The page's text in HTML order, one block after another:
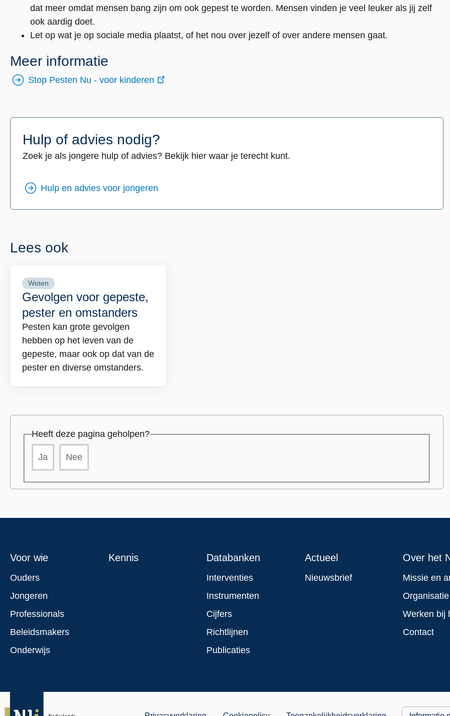
dat meer omdat mensen bang zijn om ook gepest te worden. Mensen vinden je veel leuker als jij zelf
ook aardig doet.
Let op wat je op sociale media plaatst, of het nou over jezelf of over andere mensen gaat.
Meer informatie
Stop Pesten Nu - voor kinderen
Hulp of advies nodig?
Zoek je als jongere hulp of advies? Bekijk hier waar je terecht kunt.
Hulp en advies voor jongeren
Lees ook
Gevolgen voor gepeste,
pester en omstanders
Weten
Pesten kan grote gevolgen
hebben op het leven van de
gepeste, maar ook op dat van de
pester en diverse omstanders.
Lees
meer
over
Gevolgen
voor
gepeste,
pester
Heeft deze pagina geholpen?
Ja Nee
Footer
menu
Voor wie
Ouders
Jongeren
Professionals
Beleidsmakers
Onderwijs
Kennis Databanken
Interventies
Instrumenten
Cijfers
Richtlijnen
Publicaties
Actueel
Nieuwsbrief
Over het
Missie en
Organisatie
Werken bij
Contact